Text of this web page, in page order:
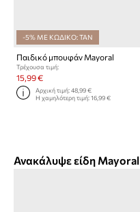
-5% ΜΕ ΚΩΔΙΚΟ: TAN
Παιδικό μπουφάν Mayoral
Τρέχουσα τιμή:
15,99 €
Αρχική τιμή:48,99 €
Η χαμηλότερη τιμή:16,99 €
Ανακάλυψε είδη Mayoral